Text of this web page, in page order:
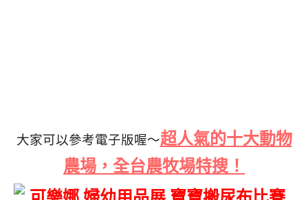
大家可以參考電子版喔～超人氣的十大動物
農場，全台農牧場特搜！